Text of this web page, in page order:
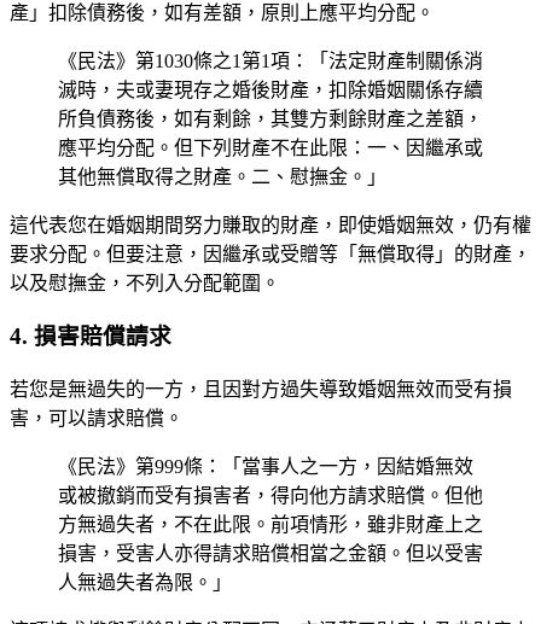
產」扣除債務後，如有差額，原則上應平均分配。
《民法》第1030條之1第1項：「法定財產制關係消
滅時，夫或妻現存之婚後財產，扣除婚姻關係存續
所負債務後，如有剩餘，其雙方剩餘財產之差額，
應平均分配。但下列財產不在此限：一、因繼承或
其他無償取得之財產。二、慰撫金。」
這代表您在婚姻期間努力賺取的財產，即使婚姻無效，仍有權
要求分配。但要注意，因繼承或受贈等「無償取得」的財產，
以及慰撫金，不列入分配範圍。
4. 損害賠償請求
若您是無過失的一方，且因對方過失導致婚姻無效而受有損
害，可以請求賠償。
《民法》第999條：「當事人之一方，因結婚無效
或被撤銷而受有損害者，得向他方請求賠償。但他
方無過失者，不在此限。前項情形，雖非財產上之
損害，受害人亦得請求賠償相當之金額。但以受害
人無過失者為限。」